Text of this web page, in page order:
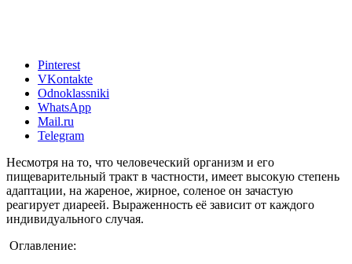
Pinterest
VKontakte
Odnoklassniki
WhatsApp
Mail.ru
Telegram
Несмотря на то, что человеческий организм и его
пищеварительный тракт в частности, имеет высокую степень
адаптации, на жареное, жирное, соленое он зачастую
реагирует диареей. Выраженность её зависит от каждого
индивидуального случая.
Оглавление: